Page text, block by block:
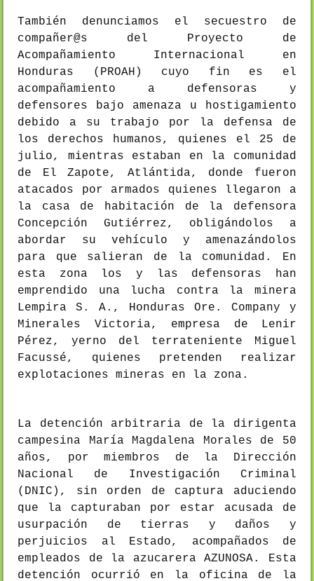
También denunciamos el secuestro de
compañer@s del Proyecto de
Acompañamiento Internacional en
Honduras (PROAH) cuyo fin es el
acompañamiento a defensoras y
defensores bajo amenaza u hostigamiento
debido a su trabajo por la defensa de
los derechos humanos, quienes el 25 de
julio, mientras estaban en la comunidad
de El Zapote, Atlántida, donde fueron
atacados por armados quienes llegaron a
la casa de habitación de la defensora
Concepción Gutiérrez, obligándolos a
abordar su vehículo y amenazándolos
para que salieran de la comunidad. En
esta zona los y las defensoras han
emprendido una lucha contra la minera
Lempira S. A., Honduras Ore. Company y
Minerales Victoria, empresa de Lenir
Pérez, yerno del terrateniente Miguel
Facussé, quienes pretenden realizar
explotaciones mineras en la zona.
La detención arbitraria de la dirigenta
campesina María Magdalena Morales de 50
años, por miembros de la Dirección
Nacional de Investigación Criminal
(DNIC), sin orden de captura aduciendo
que la capturaban por estar acusada de
usurpación de tierras y daños y
perjuicios al Estado, acompañados de
empleados de la azucarera AZUNOSA. Esta
detención ocurrió en la oficina de la